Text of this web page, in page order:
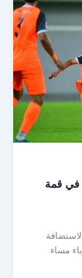
في قمة
مساء